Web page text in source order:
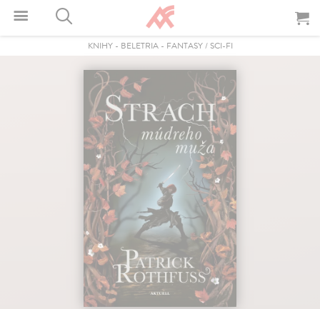
KNIHY- BELETRIA- FANTASY / SCI-FI